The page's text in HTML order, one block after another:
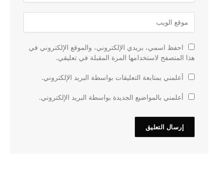
احفظ اسمي، بريدي الإلكتروني، والموقع الإلكتروني في
هذا المتصفح لاستخدامها المرة المقبلة في تعليقي.
أعلمني بمتابعة التعليقات بواسطة البريد الإلكتروني.
أعلمني بالمواضيع الجديدة بواسطة البريد الإلكتروني.